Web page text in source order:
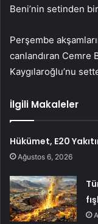
Beni’nin setinden
Perşembe
canlandıran Cemre
Kaygılaroğlu’nu
İlgili Makaleler
Hükümet, E20
Ağustos 6, 2026